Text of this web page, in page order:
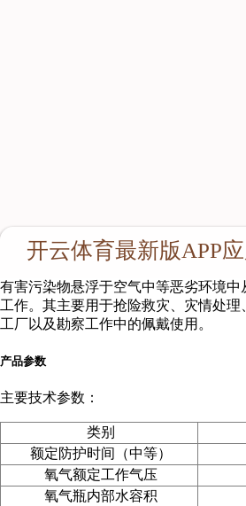
适用范围
本产品适用于消防员和抢险救护人
有害污染物悬浮于空气中等恶劣环境
工作。其主要用于抢险救灾、灾情处
工厂以及勘察工作中的佩戴使用。
产品参数
主要技术参数：
类别
额定防护时间（中等）
氧气额定工作气压
氧气瓶内部水容积